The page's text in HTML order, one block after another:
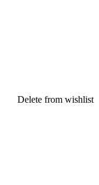
Delete from wishlist